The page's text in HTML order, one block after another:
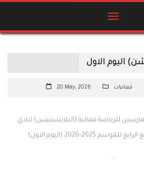
اليوم الاول
20 May، 2026 فعاليات
للرياضة فعالية (البلايستيشن) لنادي
2025-2026 (اليوم الاول)